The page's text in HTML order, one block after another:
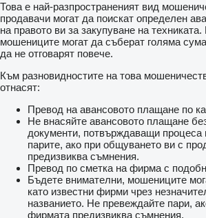
Това е най-разпространеният вид
продавачи могат да поискат определен
на правото ви за закупуване на
мошениците могат да съберат голяма
да не отговарят повече.
Към разновидностите на това
отнасят:
Превод на авансовото плащане по
Не внасяйте авансовото плащане
документи, потвърждаващи процеса
парите, ако при общуването ви с
предизвиква съмнения.
Превод по сметка на фирма с
Бъдете внимателни, мошениците
като известни фирми чрез
названието. Не превеждайте пари,
фирмата предизвиква съмнения.